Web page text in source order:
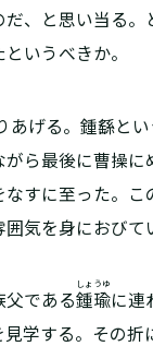
だ、と思い当る。
いうべきか。
あげる。鍾繇と
ら最後に曹操に
なすに至った。こ
気を身におびて
である鍾瑜
しょうゆ
に連
見学する。その折